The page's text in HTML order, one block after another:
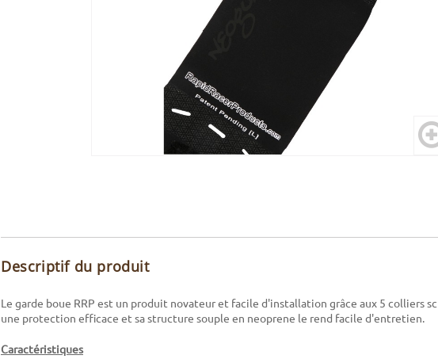
Descriptif du produit
Le garde boue RRP est un produit novateur et facile d'installation grâce aux 5 colliers
une protection efficace et sa structure souple en neoprene le rend facile d'entretien.
Caractéristiques